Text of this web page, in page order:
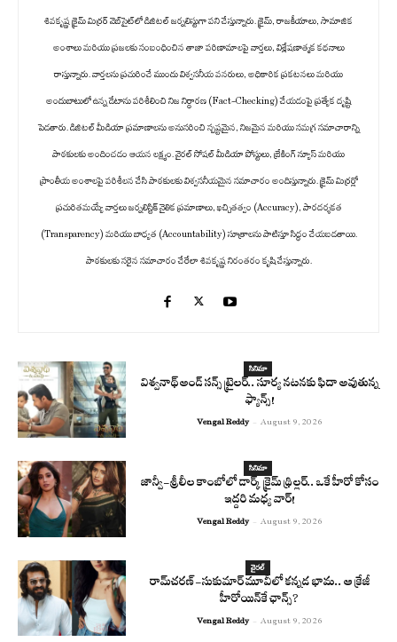
శివకృష్ణ క్రైమ్ మిర్రర్ వెబ్‌సైట్‌లో డిజిటల్ జర్నలిస్టుగా పని చేస్తున్నారు. క్రైమ్, రాజకీయాలు, సామాజిక
అంశాలు మరియు ప్రజలకు సంబంధించిన తాజా పరిణామాలపై వార్తలు, విశ్లేషణాత్మక కథనాలు
రాస్తున్నారు. వార్తలను ప్రచురించే ముందు విశ్వసనీయ వనరులు, అధికారిక ప్రకటనలు మరియు
అందుబాటులో ఉన్న డేటాను పరిశీలించి నిజ నిర్ధారణ (Fact-Checking) చేయడంపై ప్రత్యేక దృష్టి
పెడతారు. డిజిటల్ మీడియా ప్రమాణాలను అనుసరించి స్పష్టమైన, నిజమైన మరియు సమగ్ర సమాచారాన్ని
పాఠకులకు అందించడం ఆయన లక్ష్యం. వైరల్ సోషల్ మీడియా పోస్టులు, బ్రేకింగ్ న్యూస్ మరియు
ప్రాంతీయ అంశాలపై పరిశీలన చేసి పాఠకులకు విశ్వసనీయమైన సమాచారం అందిస్తున్నారు. క్రైమ్ మిర్రర్లో
ప్రచురితమయ్యే వార్తలు జర్నలిస్టిక్ నైతిక ప్రమాణాలు, ఖచ్చితత్వం (Accuracy), పారదర్శకత
(Transparency) మరియు బాధ్యత (Accountability) సూత్రాలను పాటిస్తూ సిద్ధం చేయబడతాయి.
పాఠకులకు సరైన సమాచారం చేరేలా శివకృష్ణ నిరంతరం కృషి చేస్తున్నారు.
సినిమా
విశ్వనాథ్ అండ్ సన్స్ ట్రైలర్.. సూర్య నటనకు ఫిదా అవుతున్న
ఫ్యాన్స్!
Vengal Reddy - August 9, 2026
సినిమా
జాన్వీ-శ్రీలీల కాంబోలో డార్క్ క్రైమ్ థ్రిల్లర్.. ఒకే హీరో కోసం
ఇద్దరి మధ్య వార్!
Vengal Reddy - August 9, 2026
వైరల్
రామ్‌చరణ్‌-సుకుమార్‌ మూవీలో కన్నడ భామ.. ఆ క్రేజీ
హీరోయిన్‌కే ఛాన్స్?
Vengal Reddy - August 9, 2026